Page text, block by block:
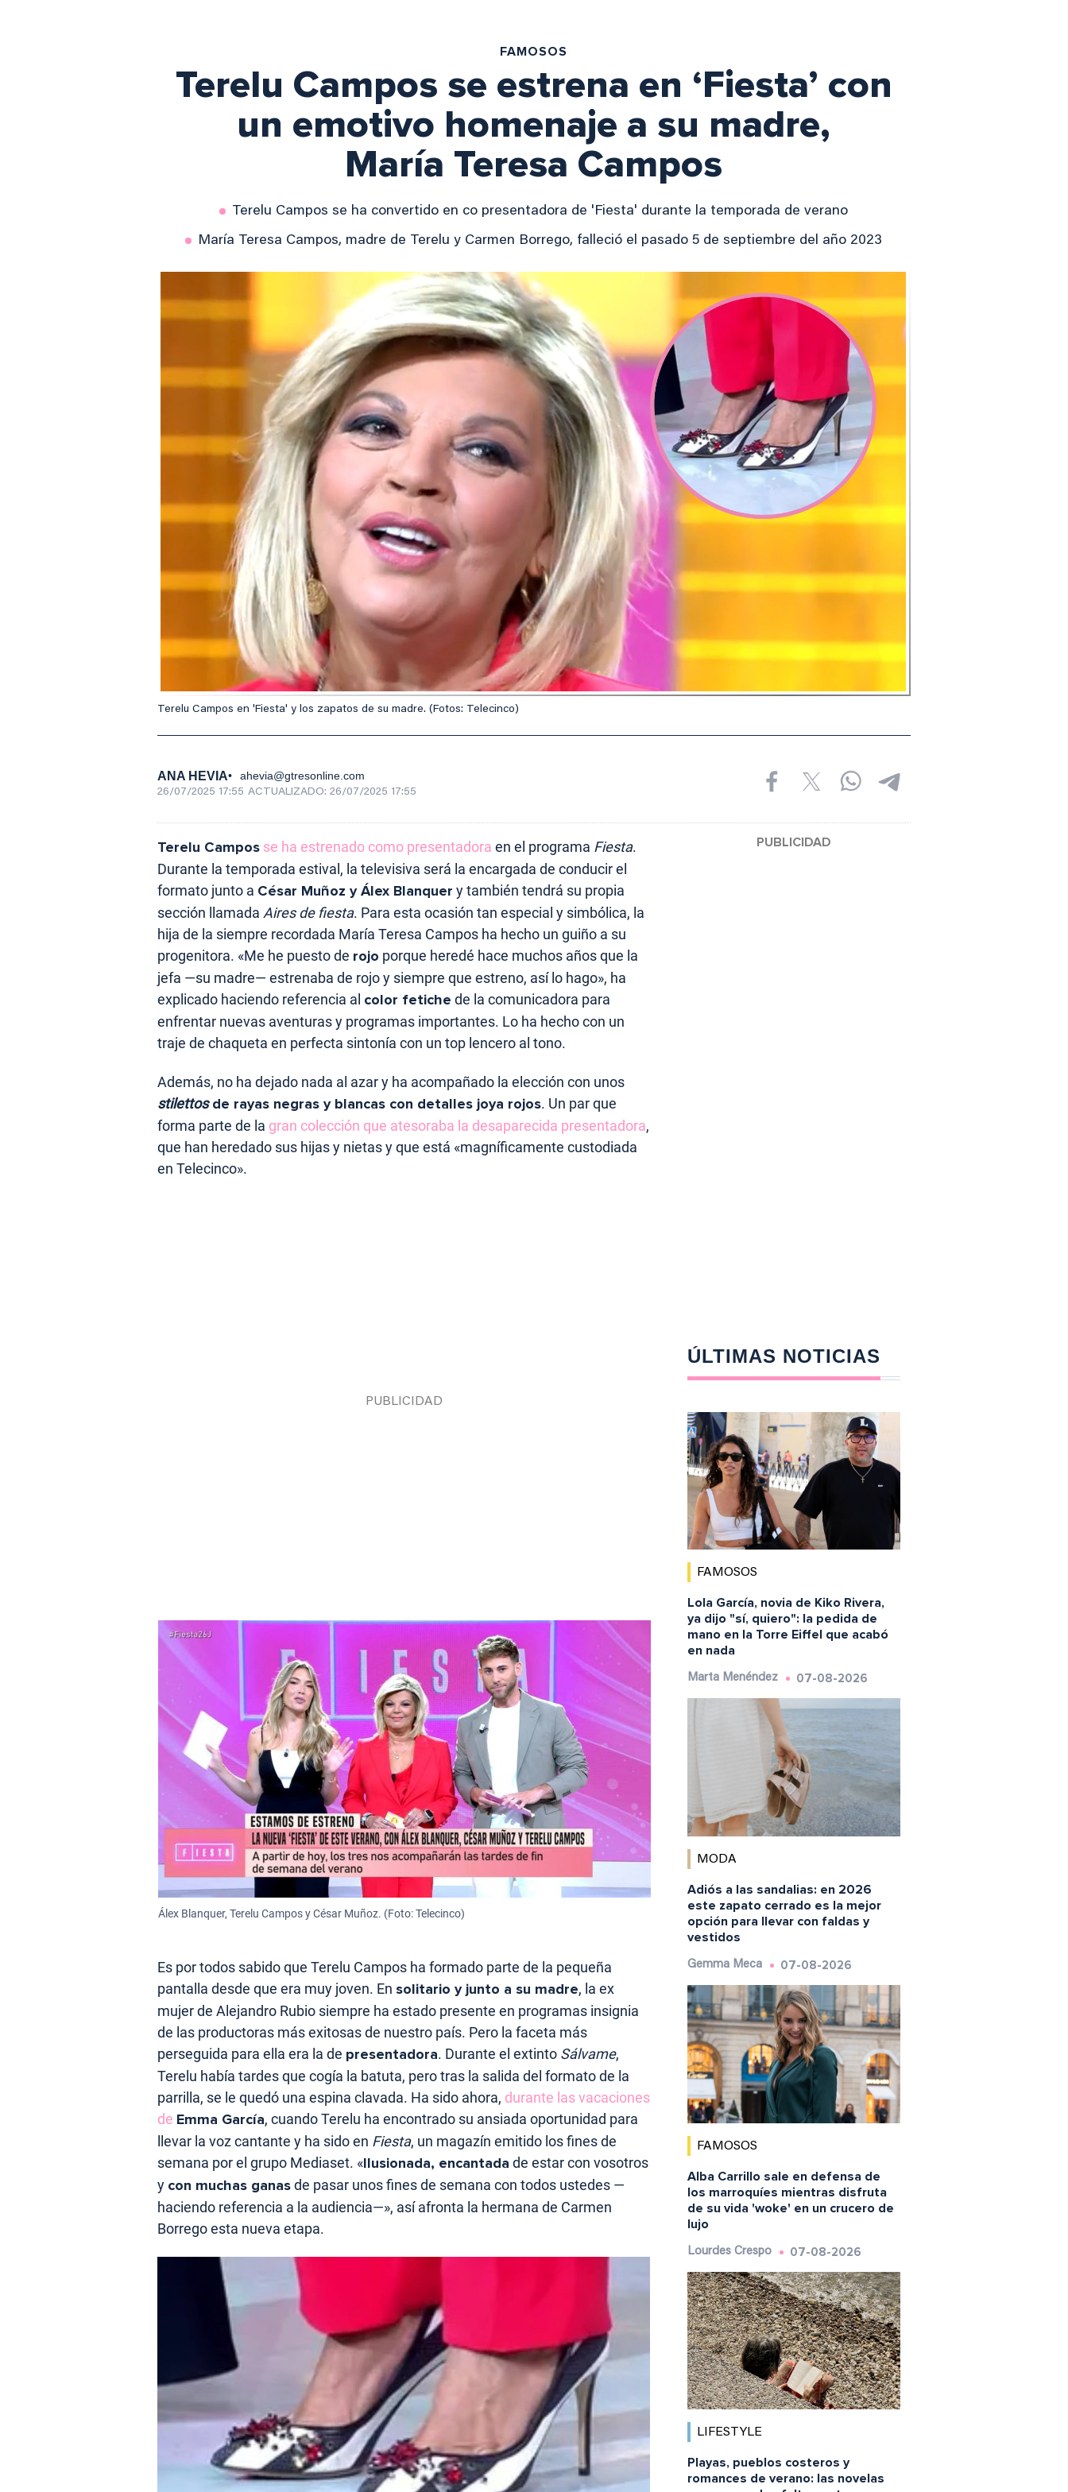
FAMOSOS
Terelu Campos se estrena en ‘Fiesta’ con
un emotivo homenaje a su madre,
María Teresa Campos
Terelu Campos se ha convertido en co presentadora de 'Fiesta' durante la temporada de verano
María Teresa Campos, madre de Terelu y Carmen Borrego, falleció el pasado 5 de septiembre del año 2023
Terelu Campos en 'Fiesta' y los zapatos de su madre. (Fotos: Telecinco)
ANA HEVIA ahevia@gtresonline.com
26/07/2025 17:55 ACTUALIZADO: 26/07/2025 17:55
Terelu Campos se ha estrenado como presentadora en el programa Fiesta.
Durante la temporada estival, la televisiva será la encargada de conducir el
formato junto a César Muñoz y Álex Blanquer y también tendrá su propia
sección llamada Aires de fiesta. Para esta ocasión tan especial y simbólica, la
hija de la siempre recordada María Teresa Campos ha hecho un guiño a su
progenitora. «Me he puesto de rojo porque heredé hace muchos años que la
jefa —su madre— estrenaba de rojo y siempre que estreno, así lo hago», ha
explicado haciendo referencia al color fetiche de la comunicadora para
enfrentar nuevas aventuras y programas importantes. Lo ha hecho con un
traje de chaqueta en perfecta sintonía con un top lencero al tono.
Además, no ha dejado nada al azar y ha acompañado la elección con unos
stilettosde rayas negras y blancas con detalles joya rojos. Un par que
forma parte de la gran colección que atesoraba la desaparecida presentadora,
que han heredado sus hijas y nietas y que está «magníficamente custodiada
en Telecinco».
Álex Blanquer, Terelu Campos y César Muñoz. (Foto: Telecinco)
Es por todos sabido que Terelu Campos ha formado parte de la pequeña
pantalla desde que era muy joven. En solitario y junto a su madre, la ex
mujer de Alejandro Rubio siempre ha estado presente en programas insignia
de las productoras más exitosas de nuestro país. Pero la faceta más
perseguida para ella era la de presentadora. Durante el extinto Sálvame,
Terelu había tardes que cogía la batuta, pero tras la salida del formato de la
parrilla, se le quedó una espina clavada. Ha sido ahora, durante las vacaciones
de Emma García, cuando Terelu ha encontrado su ansiada oportunidad para
llevar la voz cantante y ha sido en Fiesta, un magazín emitido los fines de
semana por el grupo Mediaset. «Ilusionada, encantada de estar con vosotros
y con muchas ganasde pasar unos fines de semana con todos ustedes —
haciendo referencia a la audiencia—», así afronta la hermana de Carmen
Borrego esta nueva etapa.
ÚLTIMAS NOTICIAS
FAMOSOS
Lola García, novia de Kiko Rivera,
ya dijo "sí, quiero": la pedida de
mano en la Torre Eiffel que acabó
en nada
Marta Menéndez 07-08-2026
MODA
Adiós a las sandalias: en 2026
este zapato cerrado es la mejor
opción para llevar con faldas y
vestidos
Gemma Meca 07-08-2026
FAMOSOS
Alba Carrillo sale en defensa de
los marroquíes mientras disfruta
de su vida 'woke' en un crucero de
lujo
Lourdes Crespo 07-08-2026
LIFESTYLE
Playas, pueblos costeros y
romances de verano: las novelas